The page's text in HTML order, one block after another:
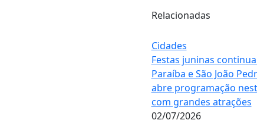
Relacionadas
Cidades
Festas juninas
Paraíba e São João
abre programação
com grandes atrações
02/07/2026